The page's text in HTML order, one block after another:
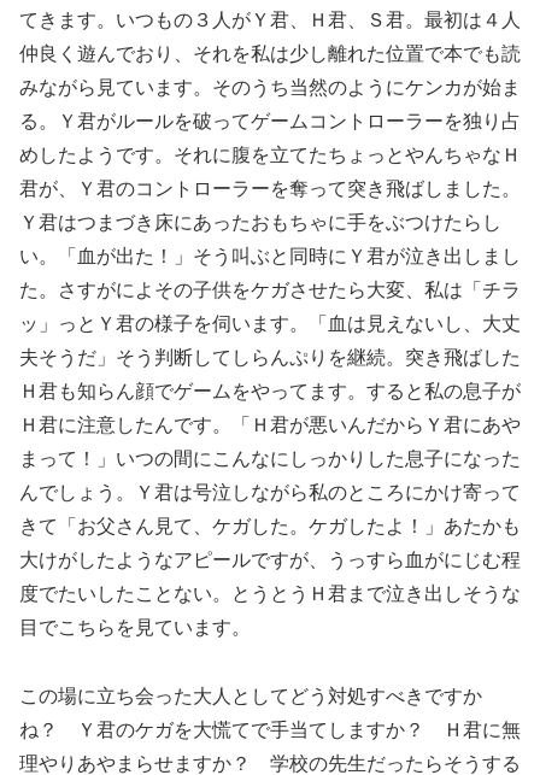
てきます。いつもの３人がＹ君、Ｈ君、Ｓ君。最初は４人
仲良く遊んでおり、それを私は少し離れた位置で本でも読
みながら見ています。そのうち当然のようにケンカが始ま
る。Ｙ君がルールを破ってゲームコントローラーを独り占
めしたようです。それに腹を立てたちょっとやんちゃなＨ
君が、Ｙ君のコントローラーを奪って突き飛ばしました。
Ｙ君はつまづき床にあったおもちゃに手をぶつけたらし
い。「血が出た！」そう叫ぶと同時にＹ君が泣き出しまし
た。さすがによその子供をケガさせたら大変、私は「チラ
ッ」っとＹ君の様子を伺います。「血は見えないし、大丈
夫そうだ」そう判断してしらんぷりを継続。突き飛ばした
Ｈ君も知らん顔でゲームをやってます。すると私の息子が
Ｈ君に注意したんです。「Ｈ君が悪いんだからＹ君にあや
まって！」いつの間にこんなにしっかりした息子になった
んでしょう。Ｙ君は号泣しながら私のところにかけ寄って
きて「お父さん見て、ケガした。ケガしたよ！」あたかも
大けがしたようなアピールですが、うっすら血がにじむ程
度でたいしたことない。とうとうＨ君まで泣き出しそうな
目でこちらを見ています。
この場に立ち会った大人としてどう対処すべきですか
ね？ Ｙ君のケガを大慌てで手当てしますか？ Ｈ君に無
理やりあやまらせますか？ 学校の先生だったらそうする